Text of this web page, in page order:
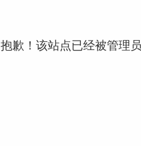
抱歉！该站点已经被管理